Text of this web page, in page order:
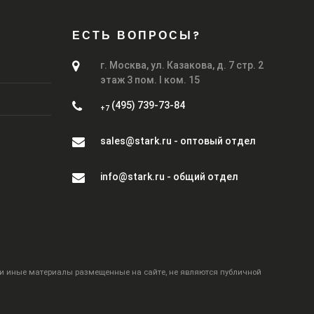
ЕСТЬ ВОПРОСЫ?
г. Москва, ул. Казакова, д. 7 стр. 2
этаж 3 пом. I ком. 15
+7(495) 739-73-84
sales@stark.ru - оптовый отдел
info@stark.ru - общий отдел
иные материалы размещенные на сайте, не являются публичной